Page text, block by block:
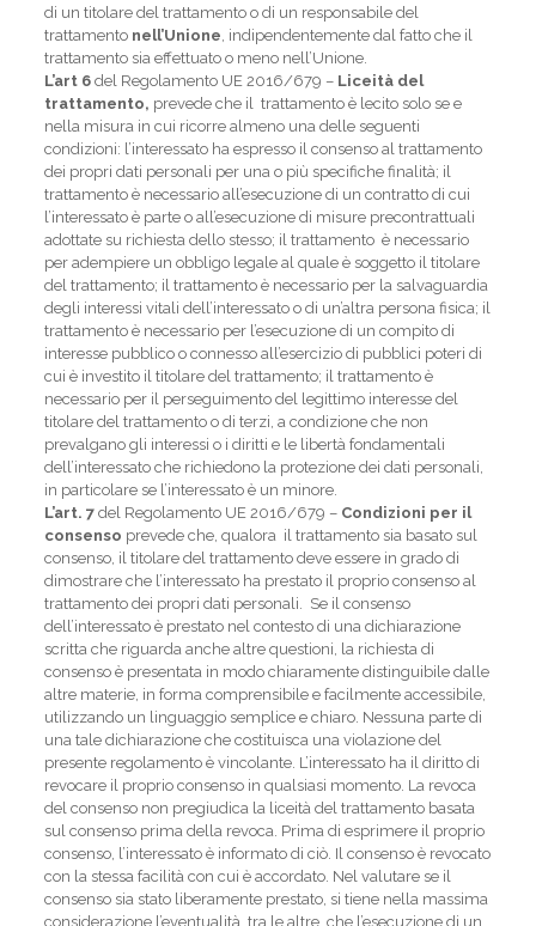
di un titolare del trattamento o di un responsabile del
trattamento nell’Unione, indipendentemente dal fatto che il
trattamento sia effettuato o meno nell’Unione.
L’art 6 del Regolamento UE 2016/679 – Liceità del
trattamento, prevede che il trattamento è lecito solo se e
nella misura in cui ricorre almeno una delle seguenti
condizioni: l’interessato ha espresso il consenso al trattamento
dei propri dati personali per una o più specifiche finalità; il
trattamento è necessario all’esecuzione di un contratto di cui
l’interessato è parte o all’esecuzione di misure precontrattuali
adottate su richiesta dello stesso; il trattamento è necessario
per adempiere un obbligo legale al quale è soggetto il titolare
del trattamento; il trattamento è necessario per la salvaguardia
degli interessi vitali dell’interessato o di un’altra persona fisica; il
trattamento è necessario per l’esecuzione di un compito di
interesse pubblico o connesso all’esercizio di pubblici poteri di
cui è investito il titolare del trattamento; il trattamento è
necessario per il perseguimento del legittimo interesse del
titolare del trattamento o di terzi, a condizione che non
prevalgano gli interessi o i diritti e le libertà fondamentali
dell’interessato che richiedono la protezione dei dati personali,
in particolare se l’interessato è un minore.
L’art. 7del Regolamento UE 2016/679 – Condizioni per il
consenso prevede che, qualora il trattamento sia basato sul
consenso, il titolare del trattamento deve essere in grado di
dimostrare che l’interessato ha prestato il proprio consenso al
trattamento dei propri dati personali. Se il consenso
dell’interessato è prestato nel contesto di una dichiarazione
scritta che riguarda anche altre questioni, la richiesta di
consenso è presentata in modo chiaramente distinguibile dalle
altre materie, in forma comprensibile e facilmente accessibile,
utilizzando un linguaggio semplice e chiaro. Nessuna parte di
una tale dichiarazione che costituisca una violazione del
presente regolamento è vincolante. L’interessato ha il diritto di
revocare il proprio consenso in qualsiasi momento. La revoca
del consenso non pregiudica la liceità del trattamento basata
sul consenso prima della revoca. Prima di esprimere il proprio
consenso, l’interessato è informato di ciò. Il consenso è revocato
con la stessa facilità con cui è accordato. Nel valutare se il
consenso sia stato liberamente prestato, si tiene nella massima
considerazione l’eventualità, tra le altre, che l’esecuzione di un